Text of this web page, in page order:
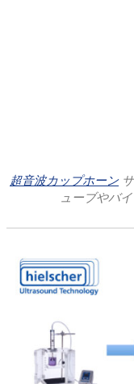
超音波カップホーンサ
ューブやバ